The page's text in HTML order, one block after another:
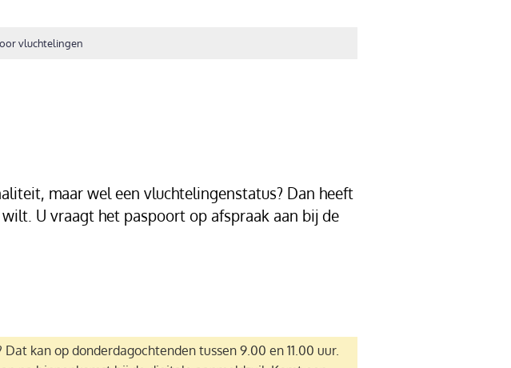
vluchtelingen
maar wel een vluchtelingenstatus? Dan heeft
U vraagt het paspoort op afspraak aan bij de
kan op donderdagochtenden tussen 9.00 en 11.00 uur.